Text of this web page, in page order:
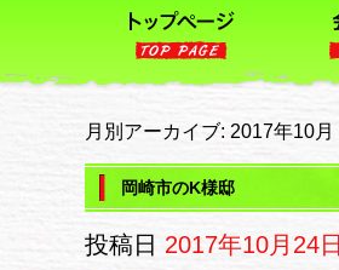
月別アーカイブ: 2017年10月
岡崎市のK様邸
投稿日 2017年10月24日